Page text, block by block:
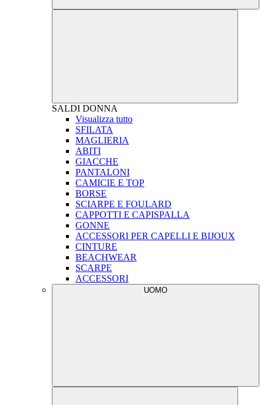
SALDI DONNA
Visualizza tutto
SFILATA
MAGLIERIA
ABITI
GIACCHE
PANTALONI
CAMICIE E TOP
BORSE
SCIARPE E FOULARD
CAPPOTTI E CAPISPALLA
GONNE
ACCESSORI PER CAPELLI E BIJOUX
CINTURE
BEACHWEAR
SCARPE
ACCESSORI
UOMO